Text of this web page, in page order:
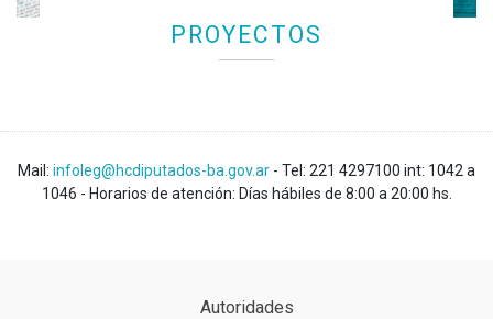
PROYECTOS
Mail: infoleg@hcdiputados-ba.gov.ar - Tel: 221 4297100 int: 1042 a
1046 - Horarios de atención: Días hábiles de 8:00 a 20:00 hs.
Autoridades